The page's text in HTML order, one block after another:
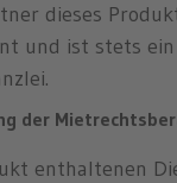
dieses
und ist stets
der
enthaltenen